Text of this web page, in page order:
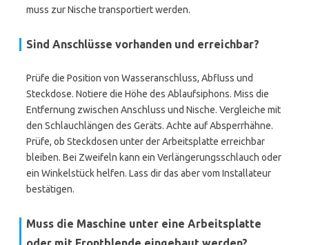
muss zur Nische transportiert werden.
Sind Anschlüsse vorhanden und erreichbar?
Prüfe die Position von Wasseranschluss, Abfluss und
Steckdose. Notiere die Höhe des Ablaufsiphons. Miss die
Entfernung zwischen Anschluss und Nische. Vergleiche mit
den Schlauchlängen des Geräts. Achte auf Absperrhähne.
Prüfe, ob Steckdosen unter der Arbeitsplatte erreichbar
bleiben. Bei Zweifeln kann ein Verlängerungsschlauch oder
ein Winkelstück helfen. Lass dir das aber vom Installateur
bestätigen.
Muss die Maschine unter eine Arbeitsplatte